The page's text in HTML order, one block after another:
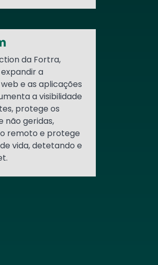
da Fortra,
expandir a
e as aplicações
a visibilidade
protege os
não geridas,
remoto e protege
vida, detetando e